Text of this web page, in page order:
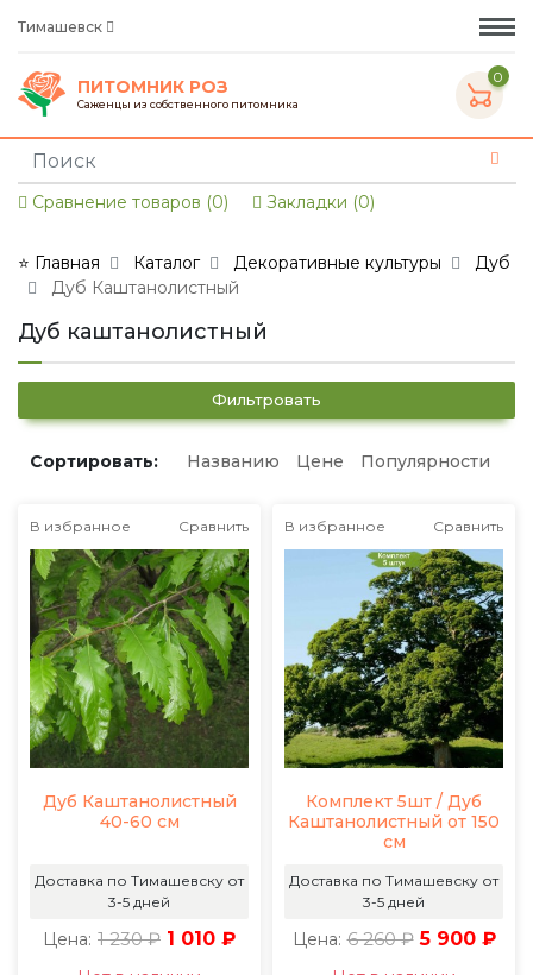
Тимашевск
ПИТОМНИК РОЗ
Саженцы из собственного питомника
0
Сравнение товаров (0) Закладки (0)
⭐ Главная Каталог Декоративные культуры
Дуб
Дуб Каштанолистный
Дуб каштанолистный
Фильтровать
Сортировать: Названию Цене Популярности
В избранное Сравнить
Дуб Каштанолистный
40-60 см
Доставка по Тимашевску от
3-5 дней
Цена: 1 230 ₽ 1 010 ₽
В избранное Сравнить
Комплект 5шт / Дуб
Каштанолистный от 150
см
Доставка по Тимашевску от
3-5 дней
Цена: 6 260 ₽ 5 900 ₽